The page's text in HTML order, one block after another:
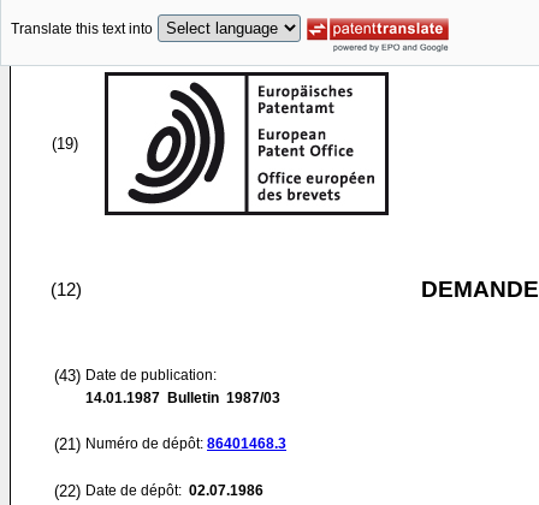
Translate this text into
(19)
(12)
(43) Date de publication:
14.01.1987 Bulletin 1987/03
(21) Numéro de dépôt: 86401468.3
(22) Date de dépôt: 02.07.1986